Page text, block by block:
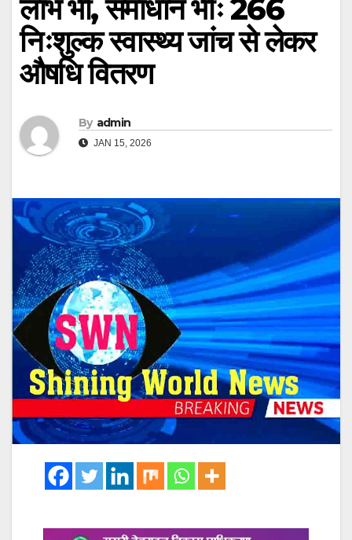
लाभ भी, समाधान भीः 266
निःशुल्क स्वास्थ्य जांच से लेकर
औषधि वितरण
By admin
JAN 15, 2026